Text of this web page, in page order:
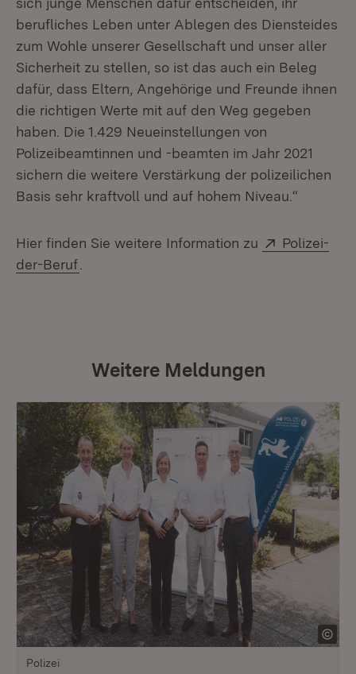
berufliches Leben unter Ablegen des Diensteides
zum Wohle unserer Gesellschaft und unser aller
Sicherheit zu stellen, so ist das auch ein Beleg
dafür, dass Eltern, Angehörige und Freunde ihnen
die richtigen Werte mit auf den Weg gegeben
haben. Die 1.429 Neueinstellungen von
Polizeibeamtinnen und -beamten im Jahr 2021
sichern die weitere Verstärkung der polizeilichen
Basis sehr kraftvoll und auf hohem Niveau.“
Hier finden Sie weitere Information zu Extern:
Polizei-
der-Beruf
Weitere Meldungen
Polizei